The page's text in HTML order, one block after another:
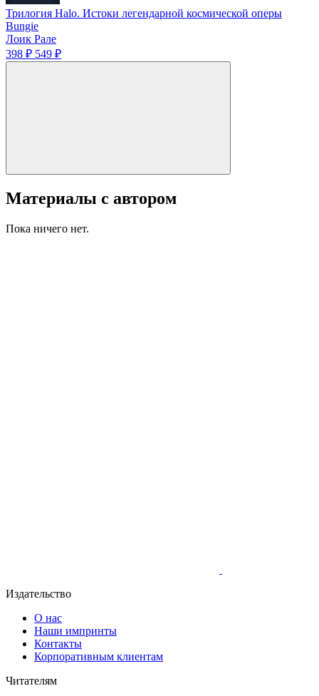
Трилогия Halo. Истоки легендарной космической оперы
Bungie
Лоик Рале
398 ₽ 549 ₽
Материалы с автором
Пока ничего нет.
Издательство
О нас
Наши импринты
Контакты
Корпоративным клиентам
Читателям